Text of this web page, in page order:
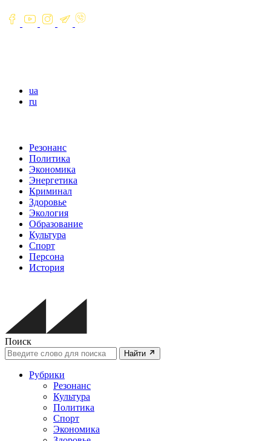
ua
ru
Резонанс
Политика
Экономика
Энергетика
Криминал
Здоровье
Экология
Образование
Культура
Спорт
Персона
История
Поиск
Найти
Рубрики
Резонанс
Культура
Политика
Спорт
Экономика